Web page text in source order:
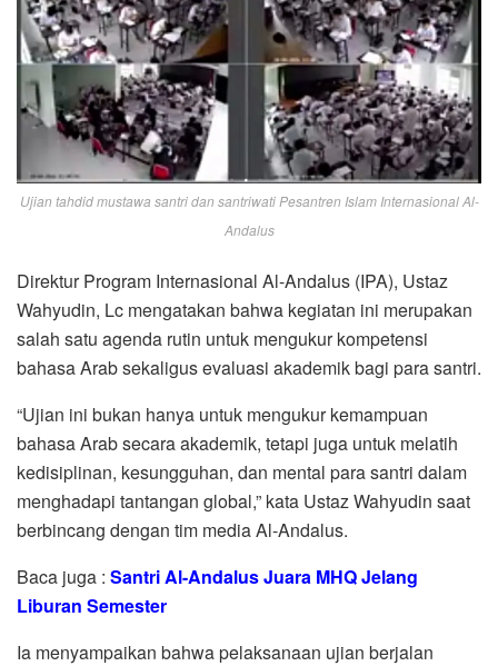
Ujian tahdid mustawa santri dan santriwati Pesantren Islam Internasional Al-
Andalus
Direktur Program Internasional Al-Andalus (IPA), Ustaz
Wahyudin, Lc mengatakan bahwa kegiatan ini merupakan
salah satu agenda rutin untuk mengukur kompetensi
bahasa Arab sekaligus evaluasi akademik bagi para santri.
“Ujian ini bukan hanya untuk mengukur kemampuan
bahasa Arab secara akademik, tetapi juga untuk melatih
kedisiplinan, kesungguhan, dan mental para santri dalam
menghadapi tantangan global,” kata Ustaz Wahyudin saat
berbincang dengan tim media Al-Andalus.
Baca juga : Santri Al-Andalus Juara MHQ Jelang
Liburan Semester
Ia menyampaikan bahwa pelaksanaan ujian berjalan